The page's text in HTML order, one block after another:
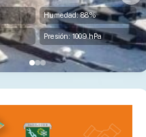
Humedad: 88%
Presión: 1009 hPa